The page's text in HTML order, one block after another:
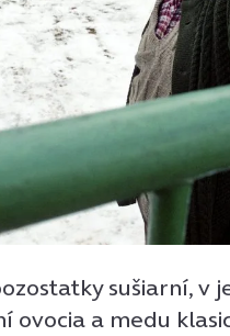
sušiarní, v
ovocia a medu